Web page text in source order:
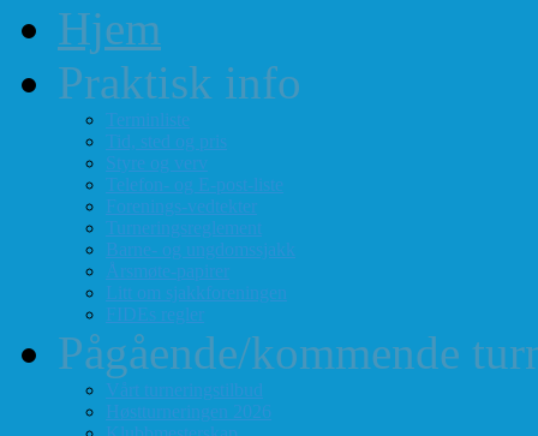
Hjem
Praktisk info
Terminliste
Tid, sted og pris
Styre og verv
Telefon- og E-post-liste
Forenings-vedtekter
Turneringsreglement
Barne- og ungdomssjakk
Årsmøte-papirer
Litt om sjakkforeningen
FIDEs regler
Pågående/kommende
Vårt turneringstilbud
Høstturneringen 2026